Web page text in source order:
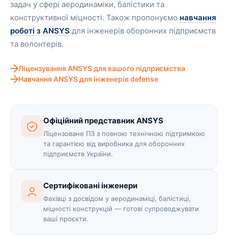
задач у сфері аеродинаміки, балістики та
конструктивної міцності. Також пропонуємо навчання
роботі з ANSYS для інженерів оборонних підприємств
та волонтерів.
Ліцензування ANSYS для вашого підприємства
Навчання ANSYS для інженерів defense
Офіційний представник ANSYS
Ліцензоване ПЗ з повною технічною підтримкою
та гарантією від виробника для оборонних
підприємств України.
Сертифіковані інженери
Фахівці з досвідом у аеродинаміці, балістиці,
міцності конструкцій — готові супроводжувати
ваші проєкти.